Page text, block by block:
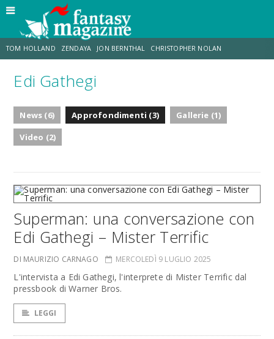
TOM HOLLAND ZENDAYA JON BERNTHAL CHRISTOPHER NOLAN
STRANIMONDI LUCCA COMICS & GAMES
JACOB BATALON
Edi Gathegi
News (6) Approfondimenti (3)
Gallerie (1)
Video (2)
Superman: una conversazione con
Edi Gathegi – Mister Terrific
DI MAURIZIO CARNAGO MERCOLEDÌ 9 LUGLIO 2025
L'intervista a Edi Gathegi, l'interprete di Mister Terrific dal
pressbook di Warner Bros.
LEGGI